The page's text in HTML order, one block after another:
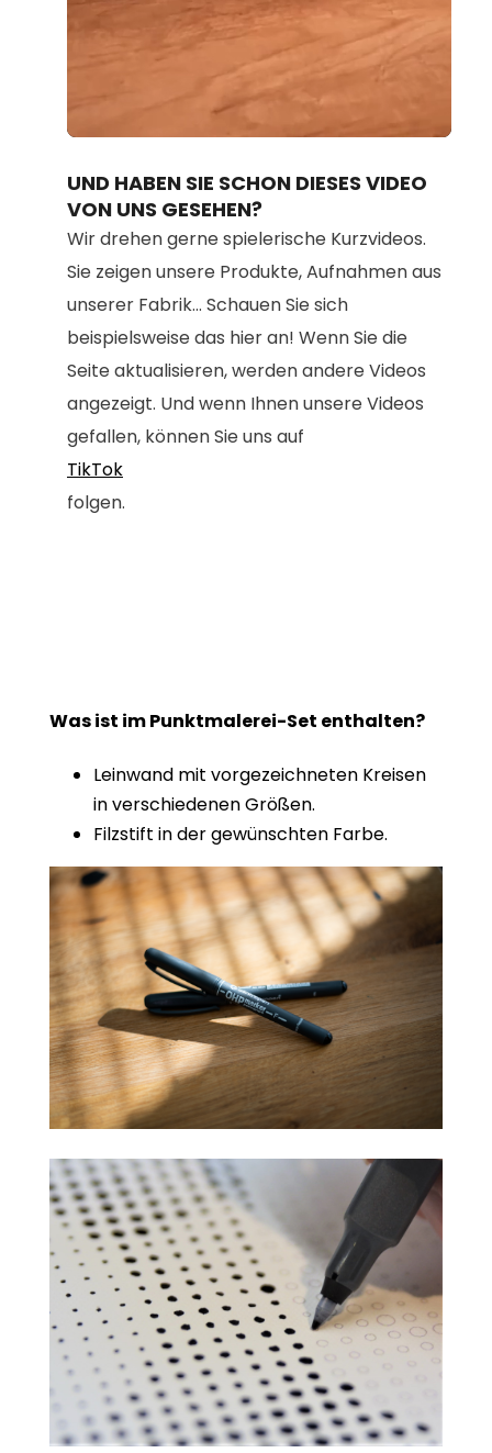
100.00%
UND HABEN SIE SCHON DIESES VIDEO
VON UNS GESEHEN?
Wir drehen gerne spielerische Kurzvideos.
Sie zeigen unsere Produkte, Aufnahmen aus
unserer Fabrik... Schauen Sie sich
beispielsweise das hier an! Wenn Sie die
Seite aktualisieren, werden andere Videos
angezeigt. Und wenn Ihnen unsere Videos
gefallen, können Sie uns auf
TikTok
folgen.
Was ist im Punktmalerei-Set enthalten?
Leinwand mit vorgezeichneten Kreisen
in verschiedenen Größen.
Filzstift in der gewünschten Farbe.